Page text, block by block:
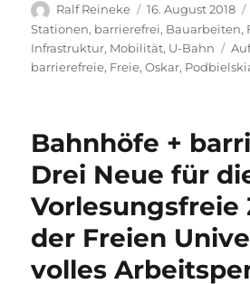
Autor
Ralf Reineke
Veröffentlicht
am
16. August 2018
Stationen, barrierefrei, Bauarbeiten,
Infrastruktur, Mobilität, U-Bahn
barrierefreie, Freie,Oskar,
Bahnhöfe +
Drei Neue für
Vorlesungsfreie
der Freien
volles